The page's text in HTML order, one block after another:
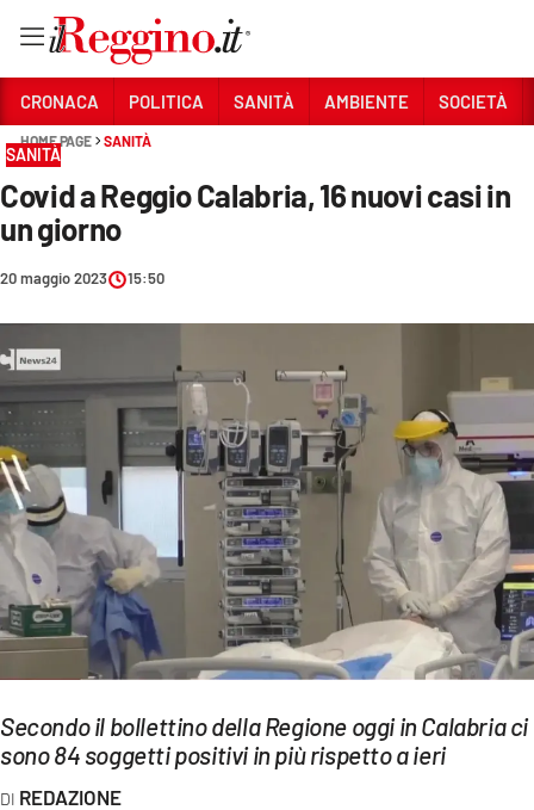
Sezioni
CRONACA
POLITICA
AMBIENTE
SOCIETÀ
ECONOMIA E LAVORO
EVENTI
SPORT
Streaming
LAC TV
LAC NETWORK
CRONACA POLITICA SANITÀ AMBIENTE SOCIETÀ
HOME PAGE SANITÀ
SANITÀ
Covid a Reggio Calabria, 16 nuovi casi in
un giorno
20 maggio 2023 15:50
Secondo il bollettino della Regione oggi in Calabria ci
sono 84 soggetti positivi in più rispetto a ieri
REDAZIONE